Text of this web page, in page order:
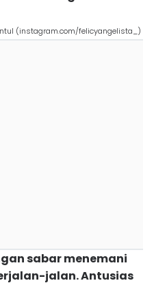
(instagram.com/felicyangelista_)
sabar menemani
jalan. Antusias